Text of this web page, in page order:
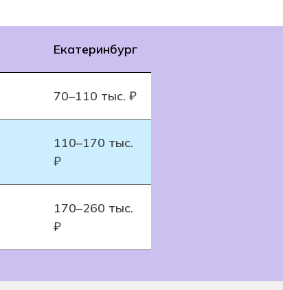
Екатеринбург
70–110 тыс. ₽
110–170 тыс.
₽
170–260 тыс.
₽